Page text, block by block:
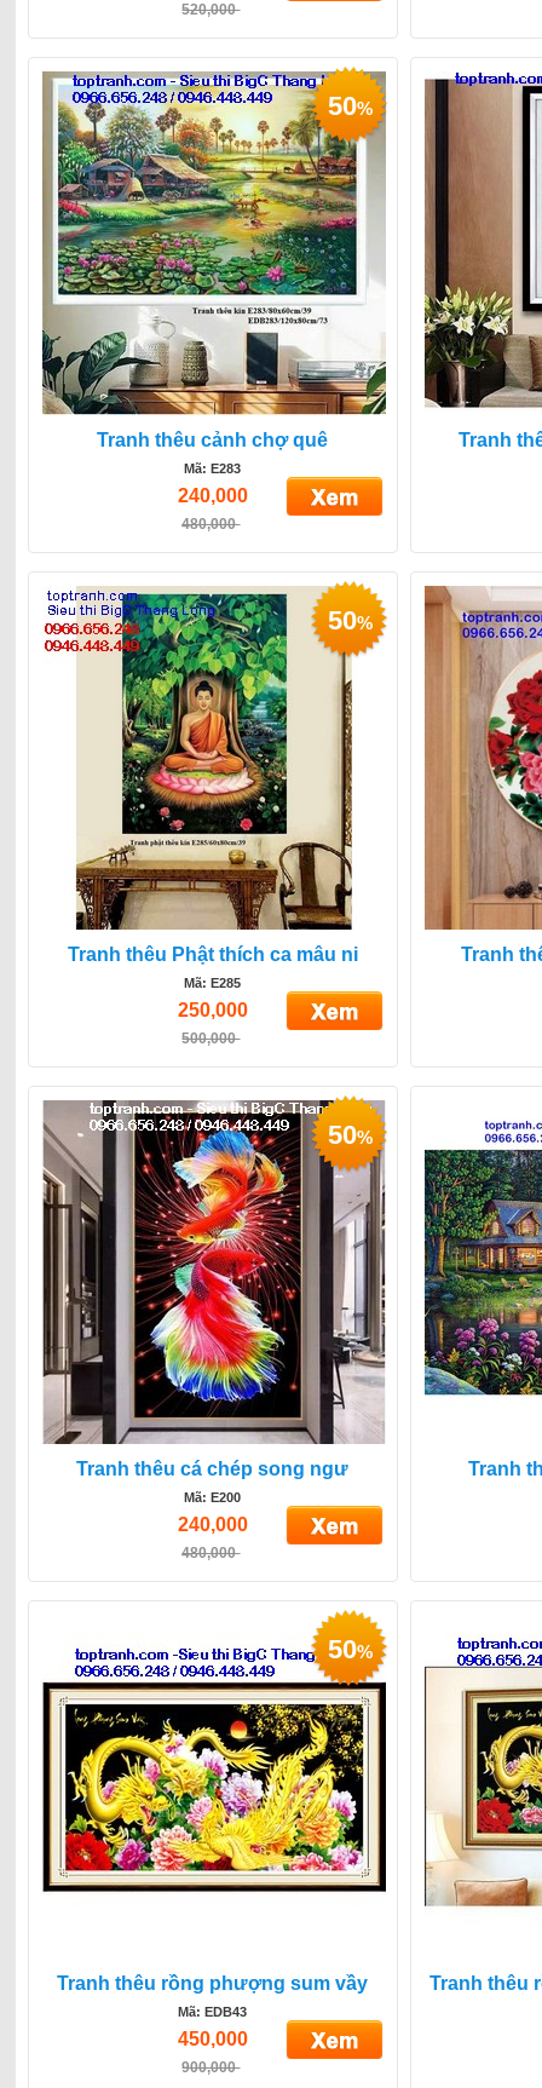
520,000
Tranh thêu cảnh chợ quê
Mã: E283
240,000
480,000
50%
Tranh
Tranh thêu Phật thích ca mâu ni
Mã: E285
250,000
500,000
50%
Tranh
Tranh thêu cá chép song ngư
Mã: E200
240,000
480,000
50%
Tranh
Tranh thêu rồng phượng sum vầy
Mã: EDB43
450,000
900,000
50%
Tranh thêu